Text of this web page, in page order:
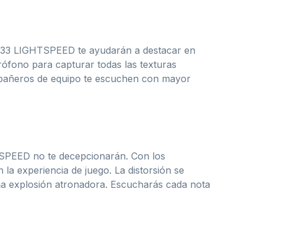
LIGHTSPEED te ayudarán a destacar en
para capturar todas las texturas
de equipo te escuchen con mayor
no te decepcionarán. Con los
experiencia de juego. La distorsión se
explosión atronadora. Escucharás cada nota